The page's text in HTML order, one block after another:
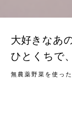
大好きなあ
ひとくちで
無農薬野菜を使っ